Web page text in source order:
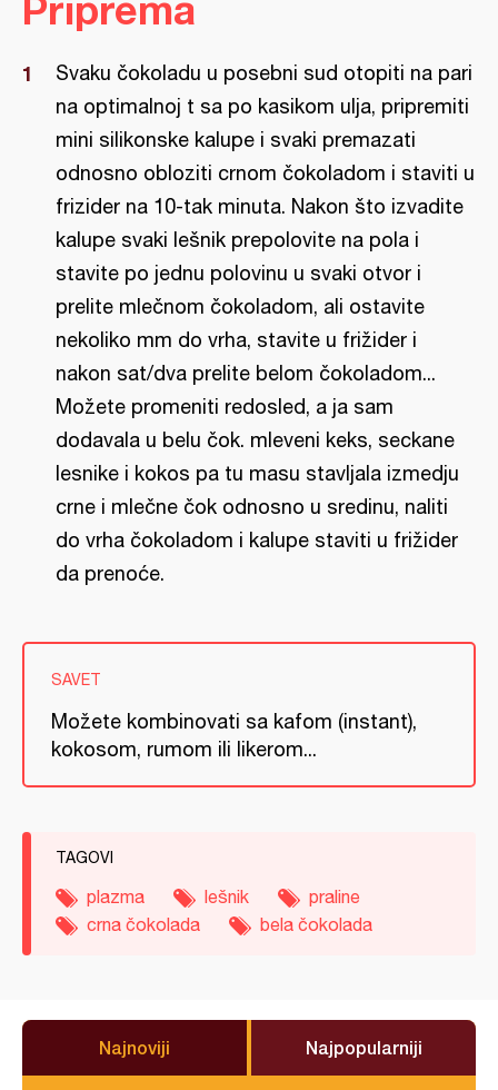
Svaku čokoladu u posebni sud otopiti na pari
na optimalnoj t sa po kasikom ulja, pripremiti
mini silikonske kalupe i svaki premazati
odnosno obloziti crnom čokoladom i staviti u
frizider na 10-tak minuta. Nakon što izvadite
kalupe svaki lešnik prepolovite na pola i
stavite po jednu polovinu u svaki otvor i
prelite mlečnom čokoladom, ali ostavite
nekoliko mm do vrha, stavite u frižider i
nakon sat/dva prelite belom čokoladom...
Možete promeniti redosled, a ja sam
dodavala u belu čok. mleveni keks, seckane
lesnike i kokos pa tu masu stavljala izmedju
crne i mlečne čok odnosno u sredinu, naliti
do vrha čokoladom i kalupe staviti u frižider
da prenoće.
SAVET
Možete kombinovati sa kafom (instant),
kokosom, rumom ili likerom...
TAGOVI
plazma lešnik
praline
crna čokolada
bela čokolada
Najnoviji Najpopularniji